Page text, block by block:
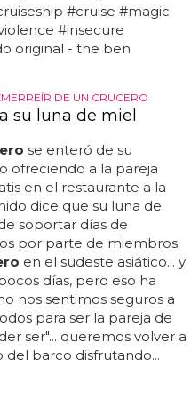
#cruise #magic
#insecure
original - the ben
DE UN CRUCERO
su luna de miel
se enteró de su
ofreciendo a la pareja
en el restaurante a la
dice que su luna de
soportar días de
por parte de miembros
en el sudeste asiático... y
días, pero eso ha
nos sentimos seguros a
para ser la pareja de
ser"... queremos volver a
del barco disfrutando...